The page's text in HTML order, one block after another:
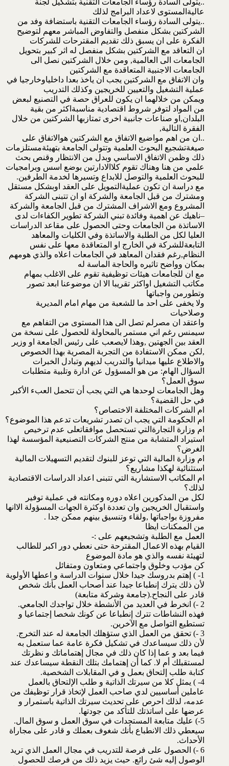
..يتولى السادة رؤساء الجامعات التقنية بتشكيل لجنة
عاليةالمستوى لاعداد البرامج لذلك
..يتولى السادة رؤساء الجامعات التقنية باستضافة وفد من
الشركتين بشكل منفصل والتفاوض المباشر معهم لتوضيح
الفكرة على ان يسبق ذلك تقديم المقترحات للشركات
ان التعاقد مع الشركتين بشكل منفصل له اثر كبير بتحويل
الجامعات الى العالمية, ومن خلال الشركتين نصل الى
الجامعات الاجنبية المتعاقدة مع الشركتين
وان الاتفاق مع الشركتين يجب ان ياخذ بعدا داخلياوخارجيا في
عملية التشغيل والتعيين للخريجين وكذلك التدريب
ويمكن من خلالهما ان يكون للعراق حصة في التصنيع لبعض
من المواد لتوفر شروط اقتصادية مناسبةاكثر من بقية
البلدان,او صناعات جانبية اخرى تمتازبها الشركتين من خلال
الفقرة التالية,
..ان من اهم مواضيع الاتفاق مع الشركتين هوالاتفاق على
صيغةتشجيع البحوث العلمية وتتولى الجامعة بتهيئةمستلزمات
ذلك وظمن الاتفاق الاساسي وبدل من الانتظار وقنص بحث
علمي من هنا وهناك تقوم كلاالادارتين بوضع اسس وبرامجيات
للبحوث العلمية والتوصل للابداع وتسيرها لخدمة الطرفين.
مع دراسة ان تكون عمليةالتمويل على العقد اوبشكل مستقل
ومشترك من قبل الجامعة والشركة او ان تتبنى الشركة
المشروع ومع الاشراف المشترك من قبل الجامعة والشركة
–ناهيك عن اهمية وفائدة تبني الشركة تطوير الكفاءات لدى
الاساتذة من الجامعات وحتى الحصول على مقاعد الدراسات
العليا لكل من الطلبة والاساتذة وفي الكليات والمعاهد
التابعةللشركة في الخارج او المتعاقدة معها على نفس
النظام,رغم فقدان المعاهد في الجامعات اعلاه والذي هومهم
بمكان وواضح تاثيره والحاجة الماسة له
مع ان للجامعات هيئات توظيفية تقوم على الاغلب بمهام
مكاتب التشغيل اواكثر تقريبا الا ان موضوعنا ابعد تصور
وتطورمن واجباتها
ولا يخفى على احد ما للشعبة من مهام امام المديرية
وصلاحيات
واعتقد ان مصرلم تصل الى هذا المستوى من التفاهم مع
سيمنس رغم اني مستمر بالمحاولة للحصول على نسخة من
العقد بين الجهتين ,وهذا لايصعب على رئيس الجامعة او وزير
,لكن ممكن الاستفادة من التجربة المصرية بهذا الخصوص
والاطلاع عليها ميدانيا والتدريب لديهم وتبادل الخبرات
السؤال الهام: من هو المسؤول عن ادارة وتلبية متطلبات
سوق العمل؟
وهل الجامعات لوحدها هي التي يجب أن تتحمل العبء الأكبر
في حل القضية؟
ام الشركات المختلفة الاختصاص؟
ام الحكومة التي يجب ان تصدر تشريعات تدعم هذا الموضوع؟
ام وزارة التجارةالتي تستحصل موافقاتعلى عدم ترخيص
استيراد المتشابة من منتج الشركات التصنيعية المؤسسة لهذا
الغرض؟
ام وزارة المالية التي توعز للبنوك لتقديم التسهيلات المالية
استثنائية لهكذا مشاريع؟
ام المكاتب الاستشارية التي تتبنى اعداد الدراسات الاقتصادية
لذلك؟
لكل من المذكورين اعلاه دوره ومكانته في عملية توفير
واستقبال الخريجين وان تعددة اوكثرة الجهات المسؤولة الاانها
مفروزة بواجباتها ,ولقاء وتنسيق بينهم ممكن جدا .
من الممكنات ايظا
العمل مع الطلبة وتشجيعهم على :-
القيام بهذه الاعمال المقترحة حتى نعطي دور اكبر للطالب
لتهيئة نفسه والذي هو مادة الموضوع
كن مؤدب وخلوق واجتماعي ومتعاون ومتفائل
1- ) إهتم بدروسك جيدا خلال سنوات الدراسة و اعطها الأولوية
لأن ذلك يترك إنطباعا جيدا عند أصحاب العمل بأنك شخص
قادر على النجاح.(جامعة وشركة متابعة)
2 -) انخرط في العديد من الأنشطة خلال تواجدك الجامعي.
فهذه النشاطات تترك إنطباعا عن كونك شخصا إجتماعيا و
تستطيع التواصل مع الآخرين.
3 -) تحقق من العمل الذي ستؤهلك الجامعة له عند التخرج.
لأن ذلك سيساعدك في تشكيل فكرة عامة عما ستعمل به
فيما بعد و عما إذا كان ذلك في مجال إهتماماتك و نظرتك
لمستقبلك أم لا. كما أن إهتمامك بتلك النقطة سيساعدك عند
كتابة طلب إلتحاق بعمل و في المقابلات الشخصية.
4- ) يمثل كلا من سيرتك الذاتية و طلب الإلتحاق بالعمل
عاملين أساسيين لدي صاحب العمل لإتخاذ قرار توظيفك من
عدمه، لذلك احرص على تحديث سيرتك الذاتية باستمرار و
عرضها على اساتذتك للتأكد من جودتها.
5-) عليك متابعة المستجدات في سوق العمل و سوق المال.
سيعطي ذلك الانطباع بأنك شغوف بعملك و قادر على مجاراة
الأحداث.
6 -) الحصول على فرصة للتدريب في مجال العمل الذي تريد
الوصول إليه شئ رائع. حيث يزيد ذلك من فرصك للحصول